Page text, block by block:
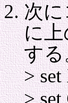
次に
に
する
>
>